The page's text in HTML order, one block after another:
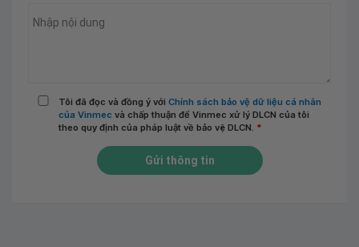
Tôi đã đọc và đồng ý với Chính sách bảo vệ dữ liệu cá nhân
của Vinmec và chấp thuận để Vinmec xử lý DLCN của tôi
theo quy định của pháp luật về bảo vệ DLCN. *
Gửi thông tin